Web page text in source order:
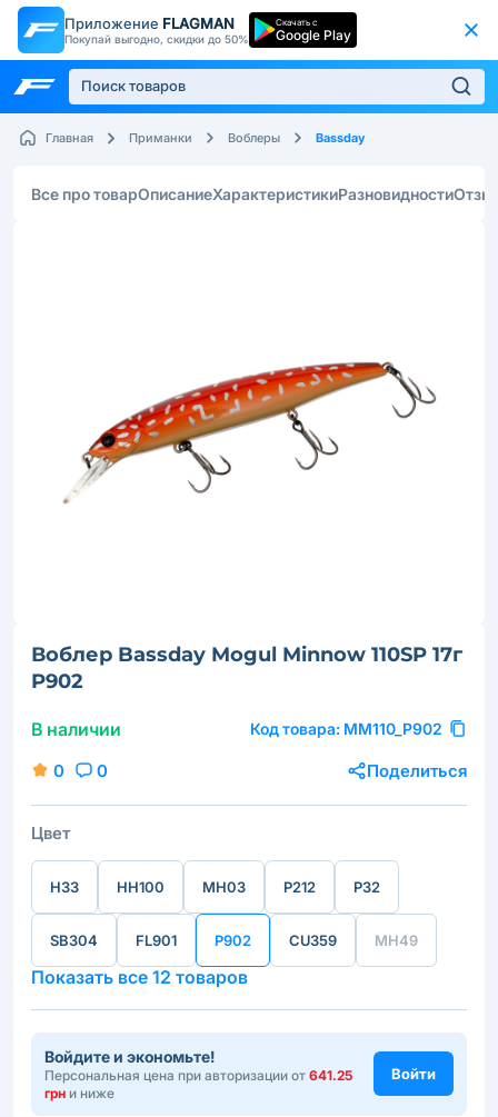
Приложение FLAGMAN
Покупай выгодно, скидки до 50%
Скачать с
Google Play
Главная Приманки Воблеры Bassday
Все про товарОписаниеХарактеристикиРазновидности
Воблер Bassday Mogul Minnow 110SP 17г
P902
В наличии Код товара: MM110_P902
0 0 Поделиться
Цвет
H33 HH100 MH03 P212 P32
SB304 FL901 P902 CU359 MH49
Показать все 12 товаров
Войдите и экономьте!
Персональная цена при авторизации от 641.25
грн и ниже
Войти